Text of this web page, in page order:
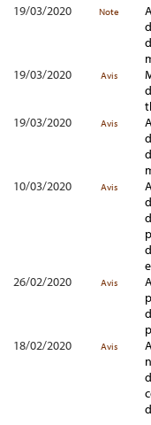
19/03/2020
Note
19/03/2020
Avis
19/03/2020
Avis
10/03/2020
Avis
26/02/2020
Avis
18/02/2020
Avis